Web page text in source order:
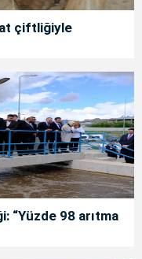
çiftliğiyle
“Yüzde 98 arıtma